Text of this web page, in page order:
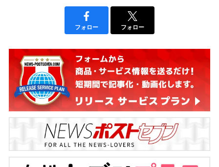
フォロー フォロー